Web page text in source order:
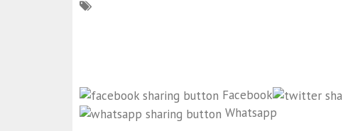
Facebook
Whatsapp